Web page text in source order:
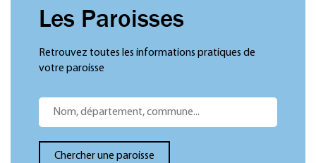
Les Paroisses
Retrouvez toutes les informations pratiques de
votre paroisse